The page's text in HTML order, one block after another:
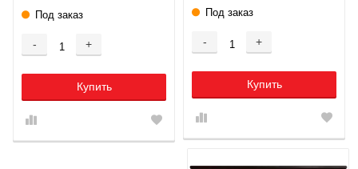
Под заказ
- +
Купить
Под заказ
- +
Купить